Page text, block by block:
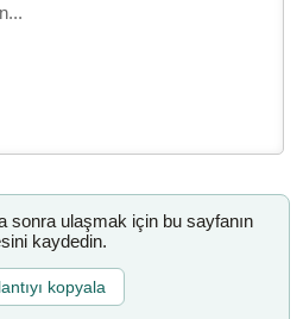
sonra ulaşmak için bu sayfanın
kaydedin.
kopyala